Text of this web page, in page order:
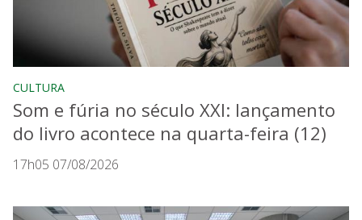
CULTURA
Som e fúria no século XXI: lançamento
do livro acontece na quarta-feira (12)
17h05 07/08/2026